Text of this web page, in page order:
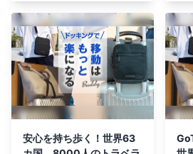
安心を持ち歩く！世界63